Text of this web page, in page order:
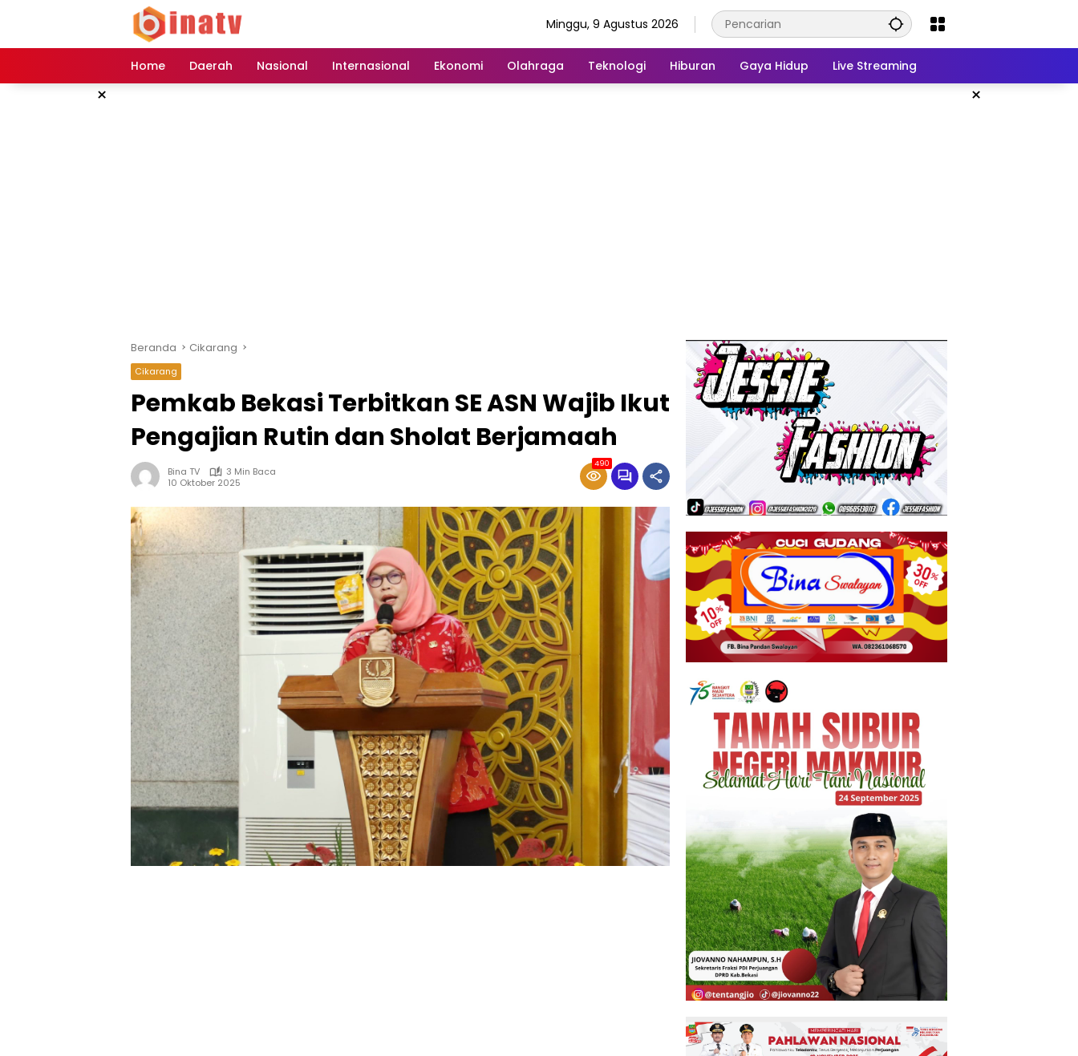
Minggu, 9 Agustus 2026
Home Daerah Nasional Internasional Ekonomi Olahraga Teknologi Hiburan Gaya Hidup Live Streaming
× ×
Beranda Cikarang
Cikarang
Pemkab Bekasi Terbitkan SE ASN Wajib Ikut
Pengajian Rutin dan Sholat Berjamaah
Bina TV
3 Min Baca
10 Oktober 2025
490